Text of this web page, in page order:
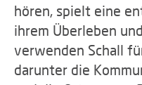
hören, spielt eine
ihrem Überleben
verwenden Schall
darunter die